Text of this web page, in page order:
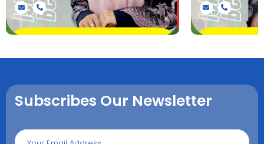
Subscribes Our Newsletter